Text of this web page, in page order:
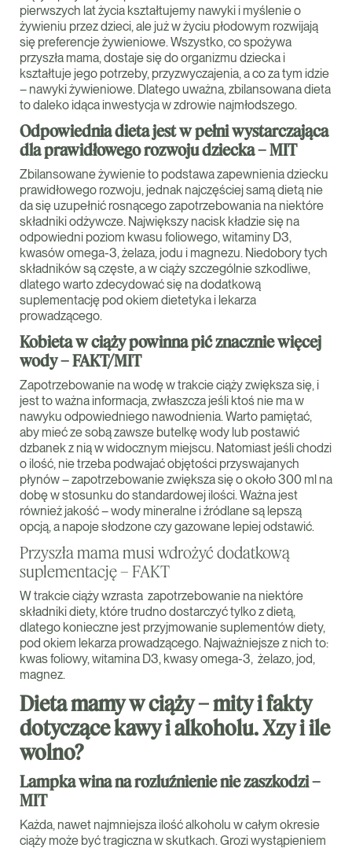
pierwszych lat życia kształtujemy nawyki i myślenie o
żywieniu przez dzieci, ale już w życiu płodowym rozwijają
się preferencje żywieniowe. Wszystko, co spożywa
przyszła mama, dostaje się do organizmu dziecka i
kształtuje jego potrzeby, przyzwyczajenia, a co za tym idzie
– nawyki żywieniowe. Dlatego uważna, zbilansowana dieta
to daleko idąca inwestycja w zdrowie najmłodszego.
Odpowiednia dieta jest w pełni wystarczająca
dla prawidłowego rozwoju dziecka – MIT
Zbilansowane żywienie to podstawa zapewnienia dziecku
prawidłowego rozwoju, jednak najczęściej samą dietą nie
da się uzupełnić rosnącego zapotrzebowania na niektóre
składniki odżywcze. Największy nacisk kładzie się na
odpowiedni poziom kwasu foliowego, witaminy D3,
kwasów omega-3, żelaza, jodu i magnezu. Niedobory tych
składników są częste, a w ciąży szczególnie szkodliwe,
dlatego warto zdecydować się na dodatkową
suplementację pod okiem dietetyka i lekarza
prowadzącego.
Kobieta w ciąży powinna pić znacznie więcej
wody – FAKT/MIT
Zapotrzebowanie na wodę w trakcie ciąży zwiększa się, i
jest to ważna informacja, zwłaszcza jeśli ktoś nie ma w
nawyku odpowiedniego nawodnienia. Warto pamiętać,
aby mieć ze sobą zawsze butelkę wody lub postawić
dzbanek z nią w widocznym miejscu. Natomiast jeśli chodzi
o ilość, nie trzeba podwajać objętości przyswajanych
płynów – zapotrzebowanie zwiększa się o około 300 ml na
dobę w stosunku do standardowej ilości. Ważna jest
również jakość – wody mineralne i źródlane są lepszą
opcją, a napoje słodzone czy gazowane lepiej odstawić.
Przyszła mama musi wdrożyć dodatkową
suplementację – FAKT
W trakcie ciąży wzrasta zapotrzebowanie na niektóre
składniki diety, które trudno dostarczyć tylko z dietą,
dlatego konieczne jest przyjmowanie suplementów diety,
pod okiem lekarza prowadzącego. Najważniejsze z nich to:
kwas foliowy, witamina D3, kwasy omega-3, żelazo, jod,
magnez.
Dieta mamy w ciąży – mity i fakty
dotyczące kawy i alkoholu. Xzy i ile
wolno?
Lampka wina na rozluźnienie nie zaszkodzi –
MIT
Każda, nawet najmniejsza ilość alkoholu w całym okresie
ciąży może być tragiczna w skutkach. Grozi wystąpieniem